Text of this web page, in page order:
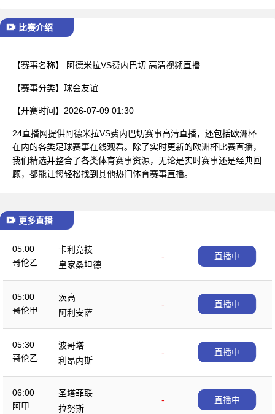
比赛介绍
【赛事名称】 阿德米拉VS费内巴切 高清视频直播
【赛事分类】 球会友谊
【开赛时间】 2026-07-09 01:30
24直播网提供阿德米拉VS费内巴切赛事高清直播，还包括欧洲杯
在内的各类足球赛事在线观看。除了实时更新的欧洲杯比赛直播，
我们精选并整合了各类体育赛事资源，无论是实时赛事还是经典回
顾，都能让您轻松找到其他热门体育赛事直播。
更多直播
05:00
哥伦乙
卡利竞技
-
皇家桑坦德
直播中
05:00
哥伦甲
茨高
-
阿利安萨
直播中
05:30
哥伦乙
波哥塔
-
利昂内斯
直播中
06:00
阿甲
圣塔菲联
-
拉努斯
直播中